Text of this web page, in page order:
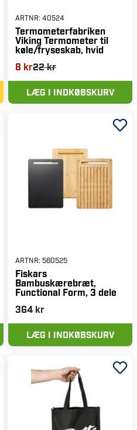
ARTNR: 40524
Termometerfabriken
Viking Termometer til
køle/fryseskab, hvid
8 kr22 kr
LÆG I INDKØBSKURV
ARTNR: 560525
Fiskars
Bambuskærebræt,
Functional Form, 3 dele
364 kr
LÆG I INDKØBSKURV